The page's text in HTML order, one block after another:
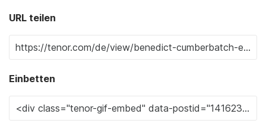
URL teilen
Einbetten